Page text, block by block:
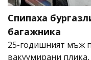
Спипаха
багажника
25-годишният мъж
вакуумирани